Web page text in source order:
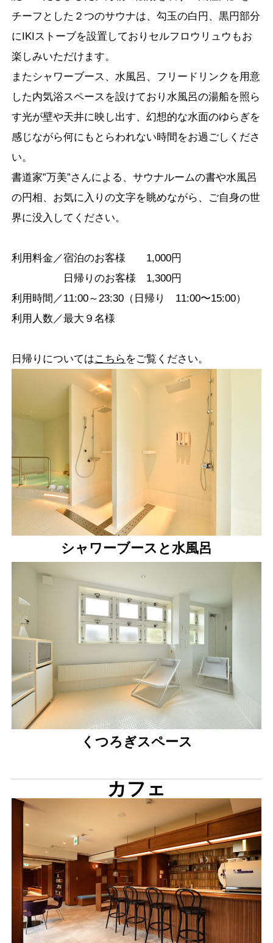
チーフとした２つのサウナは、勾玉の白円、黒円部分
にIKIストーブを設置しておりセルフロウリュウもお
楽しみいただけます。
またシャワーブース、水風呂、フリードリンクを用意
した内気浴スペースを設けており水風呂の湯船を照ら
す光が壁や天井に映し出す、幻想的な水面のゆらぎを
感じながら何にもとらわれない時間をお過ごしくださ
い。
書道家”万美”さんによる、サウナルームの書や水風呂
の円相、お気に入りの文字を眺めながら、ご自身の世
界に没入してください。
利用料金／宿泊のお客様 1,000円
日帰りのお客様 1,300円
利用時間／11:00～23:30（日帰り 11:00〜15:00）
利用人数／最大９名様
日帰りについてはこちら をご覧ください。
シャワーブースと水風呂
くつろぎスペース
カフェ